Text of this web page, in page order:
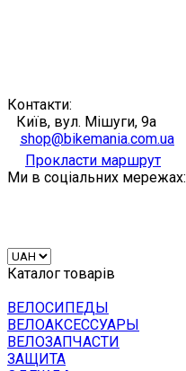
Контакти:
Київ, вул. Мішуги, 9а
shop@bikemania.com.ua
Прокласти маршрут
Ми в соціальних мережах:
Каталог товарів
ВЕЛОСИПЕДЫ
ВЕЛОАКСЕССУАРЫ
ВЕЛОЗАПЧАСТИ
ЗАЩИТА